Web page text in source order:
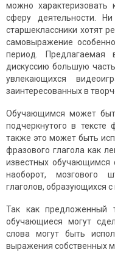
можно характеризовать
сферу деятельности.
старшеклассники хотят
самовыражение
период.
дискуссию большую
увлекающихся
заинтересованных в
Обучающимся может
подчеркнутого в
также это может быть
фразового глагола как
известных обучающимся
наоборот, мозгового
глаголов, образующихся
Так как предложенный
обучающиеся могут
слова могут быть
выражения собственных